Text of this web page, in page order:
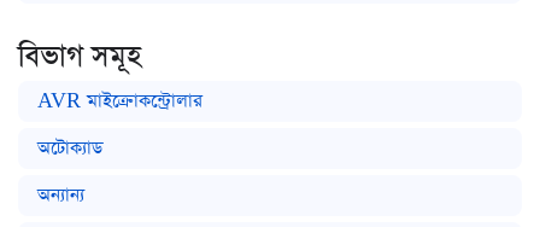
বিভাগ সমূহ
AVR মাইক্রোকন্ট্রোলার
অটোক্যাড
অন্যান্য